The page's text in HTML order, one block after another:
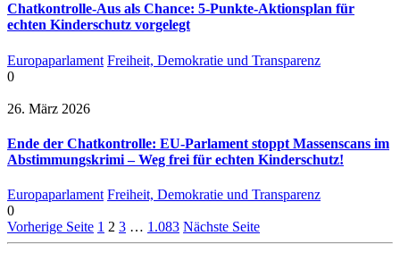
Chatkontrolle-Aus als Chance: 5-Punkte-Aktionsplan für
echten Kinderschutz vorgelegt
Europaparlament Freiheit, Demokratie und Transparenz
0
26. März 2026
Ende der Chatkontrolle: EU-Parlament stoppt Massenscans im
Abstimmungskrimi – Weg frei für echten Kinderschutz!
Europaparlament Freiheit, Demokratie und Transparenz
0
Vorherige Seite 1 2 3 … 1.083 Nächste Seite